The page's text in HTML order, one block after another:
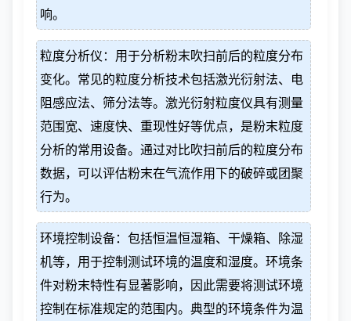
响。
粒度分析仪：用于分析粉末吹扫前后的粒度分布
变化。常见的粒度分析技术包括激光衍射法、电
阻感应法、筛分法等。激光衍射粒度仪具有测量
范围宽、速度快、重现性好等优点，是粉末粒度
分析的常用设备。通过对比吹扫前后的粒度分布
数据，可以评估粉末在气流作用下的破碎或团聚
行为。
环境控制设备：包括恒温恒湿箱、干燥箱、除湿
机等，用于控制测试环境的温度和湿度。环境条
件对粉末特性有显著影响，因此需要将测试环境
控制在标准规定的范围内。典型的环境条件为温